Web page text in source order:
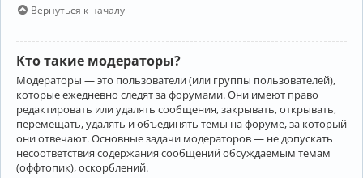
Вернуться к началу
Кто такие модераторы?
Модераторы — это пользователи (или группы пользователей),
которые ежедневно следят за форумами. Они имеют право
редактировать или удалять сообщения, закрывать, открывать,
перемещать, удалять и объединять темы на форуме, за который
они отвечают. Основные задачи модераторов — не допускать
несоответствия содержания сообщений обсуждаемым темам
(оффтопик), оскорблений.